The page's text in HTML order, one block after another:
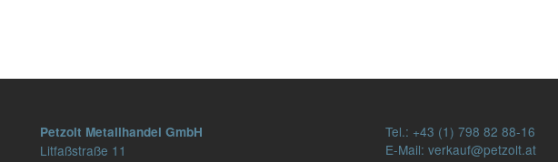
Petzolt Metallhandel GmbH
Litfaßstraße 11
Tel.: +43 (1) 798 82 88-16
E-Mail: verkauf@petzolt.at